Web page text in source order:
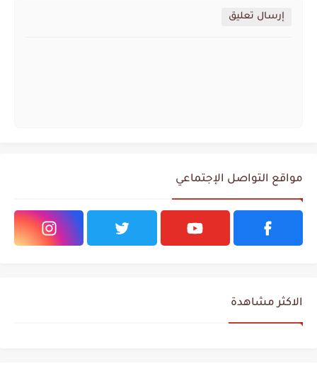
إرسال تعليق
مواقع التواصل الإجتماعي
الاكثر مشاهدة